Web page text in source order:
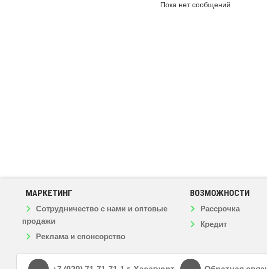
Пока нет сообщений
МАРКЕТИНГ
Сотрудничество с нами и оптовые
продажи
Реклама и спонсорство
ВОЗМОЖНОСТИ
Рассрочка
Кредит